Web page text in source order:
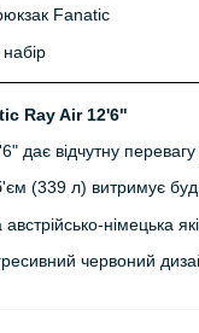
Fanatic
Ray Air 12'6"
дає відчутну
(339 л) витримує
німецька
червоний